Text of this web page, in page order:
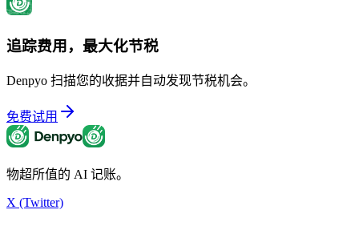
追踪费用，最大化节税
Denpyo 扫描您的收据并自动发现节税机会。
免费试用
物超所值的 AI 记账。
X (Twitter)